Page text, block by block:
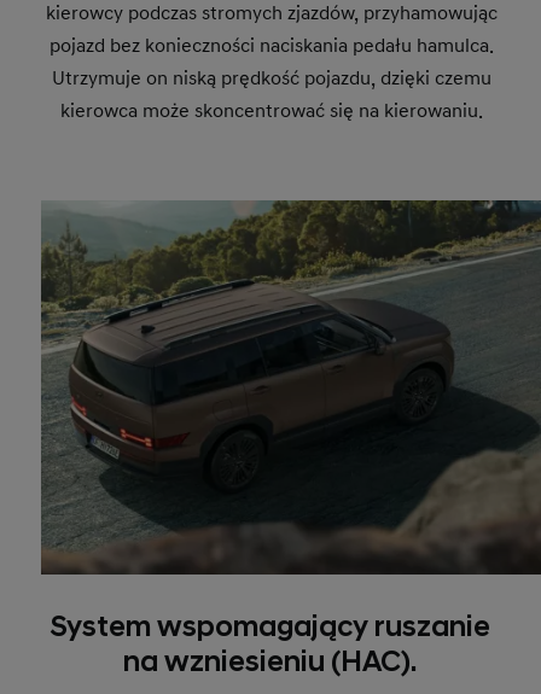
kierowcy podczas stromych zjazdów, przyhamowując
pojazd bez konieczności naciskania pedału hamulca.
Utrzymuje on niską prędkość pojazdu, dzięki czemu
kierowca może skoncentrować się na kierowaniu.
System wspomagający ruszanie
na wzniesieniu (HAC).